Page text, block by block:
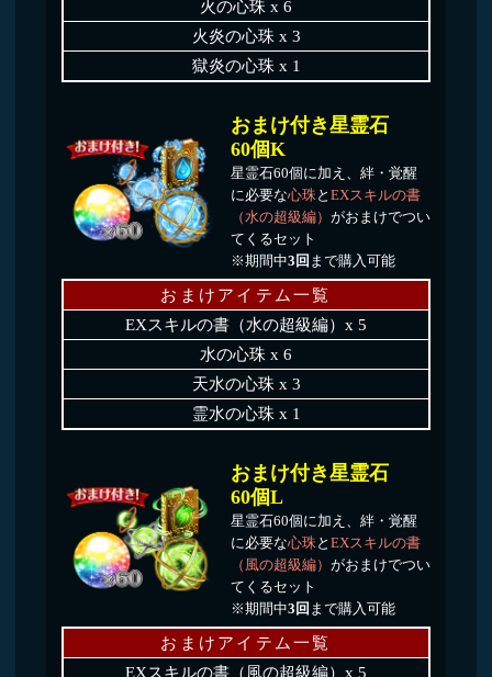
おまけ付き星霊石
60個M
星霊石60個に加え、絆・覚醒
に必要な心珠とEXスキルの書
まで購入可能
おまけアイテム一覧
EXスキルの書（地の超級編）x 5
地の心珠 x 6
大地の心珠 x 3
聖地の心珠 x 1
おまけ付き星霊石
60個N
星霊石60個に加え、絆・覚醒
に必要な心珠と EXスキルの書
（光の超級編）がおまけでつい
てくるセット
※期間中3回まで購入可能
おまけアイテム一覧
EXスキルの書（光の超級編）x 5
おまけ付き星霊石
60個O
星霊石60個に加え、絆・覚醒
に必要な心珠 EXスキルの書
（闇の超級編）がおまけでつい
まで購入可能
おまけアイテム一覧
EXスキルの書（闇の超級編）x 5